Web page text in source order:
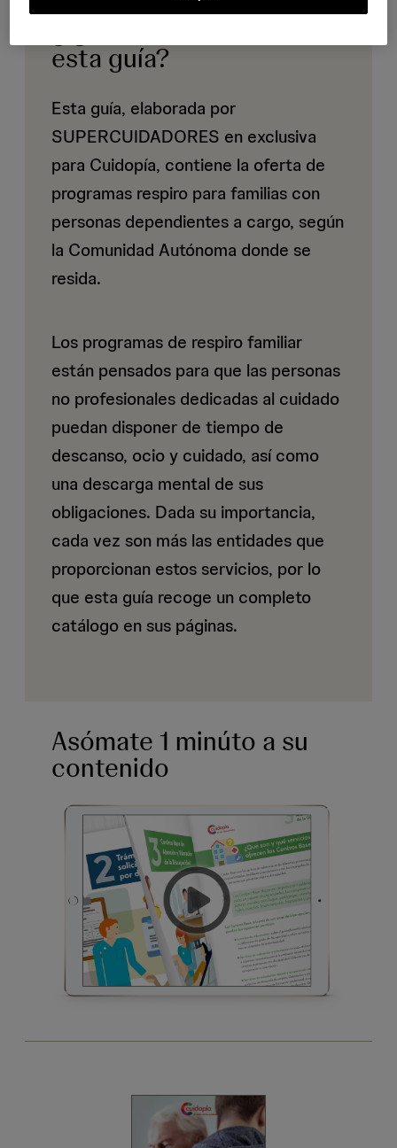
esta guía?
Esta guía, elaborada por
SUPERCUIDADORES en exclusiva
para Cuidopía, contiene la oferta de
programas respiro para familias con
personas dependientes a cargo, según
la Comunidad Autónoma donde se
resida.
Los programas de respiro familiar
están pensados para que las personas
no profesionales dedicadas al cuidado
puedan disponer de tiempo de
descanso, ocio y cuidado, así como
una descarga mental de sus
obligaciones. Dada su importancia,
cada vez son más las entidades que
proporcionan estos servicios, por lo
que esta guía recoge un completo
catálogo en sus páginas.
Asómate 1 minúto a su
contenido